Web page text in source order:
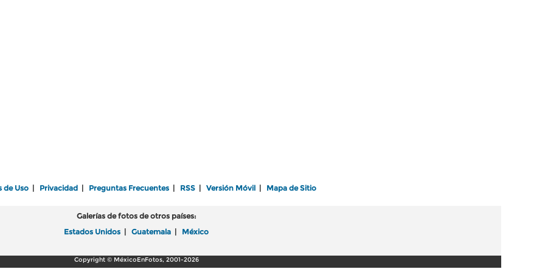
de Uso Privacidad Preguntas Frecuentes RSS Versión Móvil Mapa de Sitio
Galerías de fotos de otros países:
Estados Unidos
Guatemala México
Copyright © MéxicoEnFotos, 2001-2026